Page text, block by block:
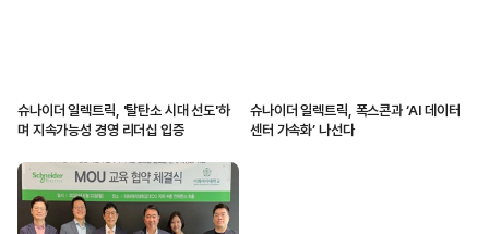
슈나이더 일렉트릭, '탈탄소 시대 선도'하
며 지속가능성 경영 리더십 입증
슈나이더 일렉트릭, 폭스콘과 ‘AI 데이터
센터 가속화’ 나선다